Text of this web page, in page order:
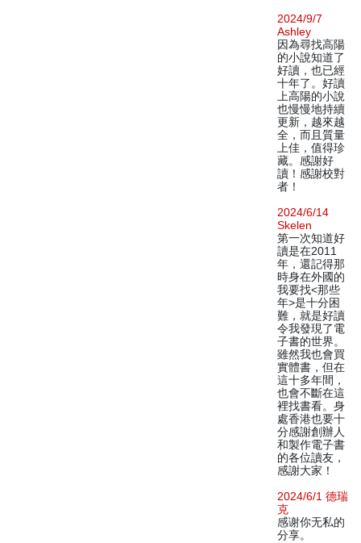
2024/9/7
Ashley
因為尋找高陽
的小說知道了
好讀，也已經
十年了。好讀
上高陽的小說
也慢慢地持續
更新，越來越
全，而且質量
上佳，值得珍
藏。感謝好
讀！感謝校對
者！
2024/6/14
Skelen
第一次知道好
讀是在2011
年，還記得那
時身在外國的
我要找<那些
年>是十分困
難，就是好讀
令我發現了電
子書的世界。
雖然我也會買
實體書，但在
這十多年間，
也會不斷在這
裡找書看。身
處香港也要十
分感謝創辦人
和製作電子書
的各位讀友，
感謝大家！
2024/6/1 德瑞
克
感谢你无私的
分享。